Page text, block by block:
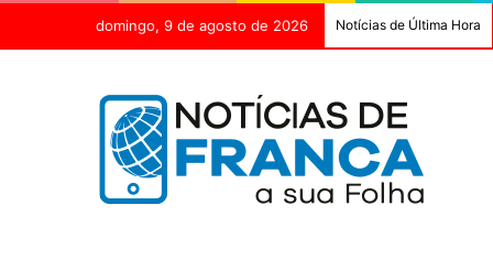
domingo, 9 de agosto de 2026 Notícias de Última Hora